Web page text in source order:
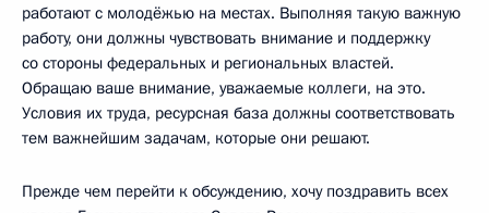
работают с молодёжью на местах. Выполняя такую важную
работу, они должны чувствовать внимание и поддержку
со стороны федеральных и региональных властей.
Обращаю ваше внимание, уважаемые коллеги, на это.
Условия их труда, ресурсная база должны соответствовать
тем важнейшим задачам, которые они решают.
Прежде чем перейти к обсуждению, хочу поздравить всех